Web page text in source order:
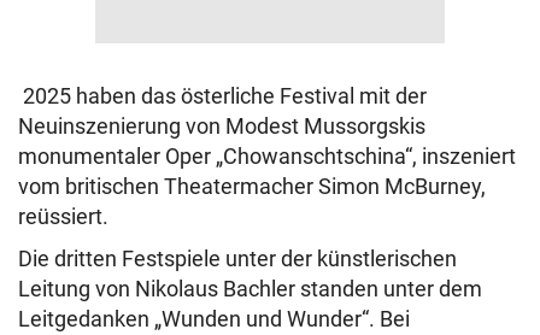
2025 haben das österliche Festival mit der
Neuinszenierung von Modest Mussorgskis
monumentaler Oper „Chowanschtschina“, inszeniert
vom britischen Theatermacher Simon McBurney,
reüssiert.
Die dritten Festspiele unter der künstlerischen
Leitung von Nikolaus Bachler standen unter dem
Leitgedanken „Wunden und Wunder“. Bei